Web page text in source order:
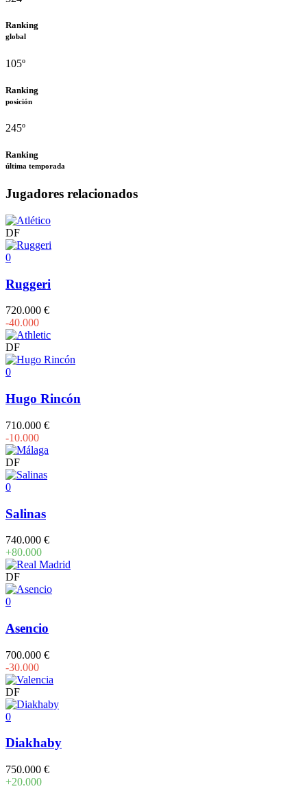
Ranking
global
105º
Ranking
posición
245º
Ranking
última temporada
Jugadores relacionados
DF
0
Ruggeri
720.000 €
-40.000
DF
0
Hugo Rincón
710.000 €
-10.000
DF
0
Salinas
740.000 €
+80.000
DF
0
Asencio
700.000 €
-30.000
DF
0
Diakhaby
750.000 €
+20.000